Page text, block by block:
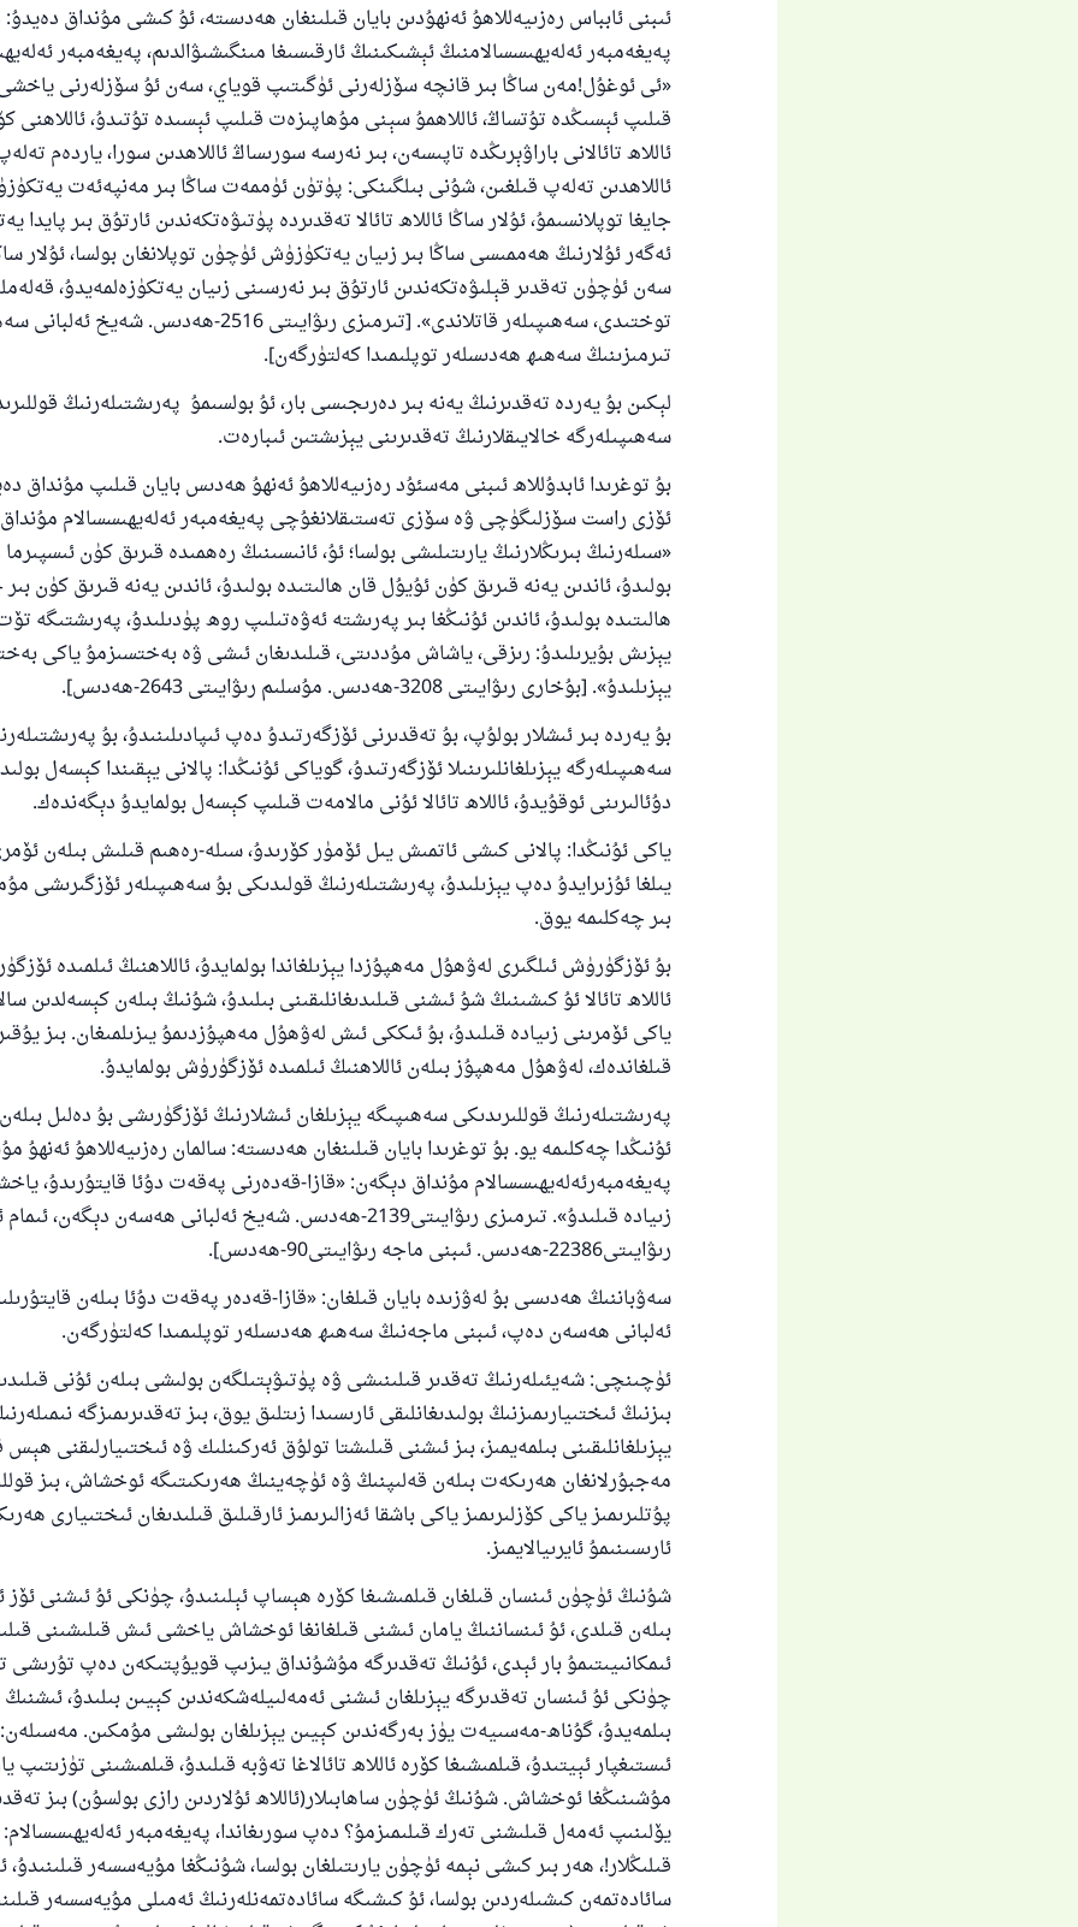
ئىبنى ئابباس رەزىيەللاھۇ ئەنھۇدىن بايان قىلىنغان ھەدىستە، ئۇ كىشى مۇنداق
پەيغەمبەر ئەلەيھىسسالامنىڭ ئېشىكىنىڭ ئارقىسىغا مىنگىشىۋالدىم، پەيغەمبەر
«ئى ئوغۇل!مەن ساڭا بىر قانچە سۆزلەرنى ئۈگىتىپ قوياي، سەن ئۇ سۆزلەرنى
قىلىپ ئېسىڭدە تۇتساڭ، ئاللاھمۇ سېنى مۇھاپىزەت قىلىپ ئېسىدە تۇتىدۇ، ئاللاھنى
ئاللاھ تائالانى باراۋېرىڭدە تاپىسەن، بىر نەرسە سورىساڭ ئاللاھدىن سورا، ياردەم
ئاللاھدىن تەلەپ قىلغىن، شۇنى بىلگىنكى: پۈتۈن ئۈممەت ساڭا بىر مەنپەئەت
جايغا توپلانسىمۇ، ئۇلار ساڭا ئاللاھ تائالا تەقدىردە پۈتىۋەتكەندىن ئارتۇق بىر پايدا
ئەگەر ئۇلارنىڭ ھەممىسى ساڭا بىر زىيان يەتكۈزۈش ئۈچۈن توپلانغان بولسا، ئۇلار ساڭا
سەن ئۈچۈن تەقدىر قېلىۋەتكەندىن ئارتۇق بىر نەرسىنى زىيان يەتكۈزەلمەيدۇ،
توختىدى، سەھىپىلەر قاتلاندى». [تىرمىزى رىۋايىتى 2516-ھەدىس.
تىرمىزىنىڭ سەھىھ ھەدىسلەر توپلىمىدا كەلتۈرگەن].
لېكىن بۇ يەردە تەقدىرنىڭ يەنە بىر دەرىجىسى بار، ئۇ بولسىمۇ پەرىشتىلەرنىڭ
سەھىپىلەرگە خالايىقلارنىڭ تەقدىرىنى يېزىشتىن ئىبارەت.
بۇ توغرىدا ئابدۇللاھ ئىبنى مەسئۇد رەزىيەللاھۇ ئەنھۇ ھەدىس بايان قىلىپ مۇنداق
ئۆزى راست سۆزلىگۈچى ۋە سۆزى تەستىقلانغۇچى پەيغەمبەر ئەلەيھىسسالام
«سىلەرنىڭ بىرىڭلارنىڭ يارىتىلىشى بولسا؛ ئۇ، ئانىسىنىڭ رەھمىدە قىرىق كۈن ئىسپىرما
بولىدۇ، ئاندىن يەنە قىرىق كۈن ئۇيۇل قان ھالىتىدە بولىدۇ، ئاندىن يەنە قىرىق كۈن
ھالىتىدە بولىدۇ، ئاندىن ئۇنىڭغا بىر پەرىشتە ئەۋەتىلىپ روھ پۈدىلىدۇ، پەرىشتىگە
يېزىش بۇيرىلىدۇ: رىزقى، ياشاش مۇددىتى، قىلىدىغان ئىشى ۋە بەختسىزمۇ ياكى
يېزىلىدۇ». [بۇخارى رىۋايىتى 3208-ھەدىس. مۇسلىم رىۋايىتى 2643-ھەدىس].
بۇ يەردە بىر ئىشلار بولۇپ، بۇ تەقدىرنى ئۆزگەرتىدۇ دەپ ئىپادىلىنىدۇ، بۇ
سەھىپىلەرگە يېزىلغانلىرىنىلا ئۆزگەرتىدۇ، گوياكى ئۇنىڭدا: پالانى يېقىندا كېسەل
دۇئالىرىنى ئوقۇيدۇ، ئاللاھ تائالا ئۇنى مالامەت قىلىپ كېسەل بولمايدۇ دېگەندەك.
ياكى ئۇنىڭدا: پالانى كىشى ئاتمىش يىل ئۆمۈر كۆرىدۇ، سىلە-رەھىم قىلىش بىلەن
يىلغا ئۇزىرايدۇ دەپ يېزىلىدۇ، پەرىشتىلەرنىڭ قولىدىكى بۇ سەھىپىلەر ئۆزگىرىشى
بىر چەكلىمە يوق.
بۇ ئۆزگۈرۈش ئىلگىرى لەۋھۇل مەھپۇزدا يېزىلغاندا بولمايدۇ، ئاللاھنىڭ ئىلمىدە
ئاللاھ تائالا ئۇ كىشىنىڭ شۇ ئىشنى قىلىدىغانلىقىنى بىلىدۇ، شۇنىڭ بىلەن كېسەلدىن
ياكى ئۆمرىنى زىيادە قىلىدۇ، بۇ ئىككى ئىش لەۋھۇل مەھپۇزدىمۇ يىزىلمىغان. بىز
قىلغاندەك، لەۋھۇل مەھپۇز بىلەن ئاللاھنىڭ ئىلمىدە ئۆزگۈرۈش بولمايدۇ.
پەرىشتىلەرنىڭ قوللىرىدىكى سەھىپىگە يېزىلغان ئىشلارنىڭ ئۆزگۈرىشى بۇ دەلىل
ئۇنىڭدا چەكلىمە يو. بۇ توغرىدا بايان قىلىنغان ھەدىستە: سالمان رەزىيەللاھۇ ئەنھۇ
پەيغەمبەرئەلەيھىسسالام مۇنداق دېگەن: «قازا-قەدەرنى پەقەت دۇئا قايتۇرىدۇ،
زىيادە قىلىدۇ». تىرمىزى رىۋايىتى2139-ھەدىس. شەيخ ئەلبانى ھەسەن دېگەن،
رىۋايىتى22386-ھەدىس. ئىبنى ماجە رىۋايىتى90-ھەدىس].
سەۋباننىڭ ھەدىسى بۇ لەۋزىدە بايان قىلغان: «قازا-قەدەر پەقەت دۇئا بىلەن
ئەلبانى ھەسەن دەپ، ئىبنى ماجەنىڭ سەھىھ ھەدىسلەر توپلىمىدا كەلتۈرگەن.
ئۈچىنچى: شەيئىلەرنىڭ تەقدىر قىلىنىشى ۋە پۈتىۋېتىلگەن بولىشى بىلەن ئۇنى
بىزنىڭ ئىختىيارىمىزنىڭ بولىدىغانلىقى ئارىسىدا زىتلىق يوق، بىز تەقدىرىمىزگە
يېزىلغانلىقىنى بىلمەيمىز، بىز ئىشنى قىلىشتا تولۇق ئەركىنلىك ۋە ئىختىيارلىقنى ھېس
مەجبۇرلانغان ھەرىكەت بىلەن قەلىپنىڭ ۋە ئۈچەينىڭ ھەرىكىتىگە ئوخشاش، بىز
پۇتلىرىمىز ياكى كۆزلىرىمىز ياكى باشقا ئەزالىرىمىز ئارقىلىق قىلىدىغان ئىختىيارى
ئارىسىنىمۇ ئايرىيالايمىز.
شۇنىڭ ئۈچۈن ئىنسان قىلغان قىلمىشىغا كۆرە ھېساپ ئېلىنىدۇ، چۈنكى ئۇ ئىشنى ئۆز
بىلەن قىلدى، ئۇ ئىنساننىڭ يامان ئىشنى قىلغانغا ئوخشاش ياخشى ئىش قىلىشىنى
ئىمكانىيىتىمۇ بار ئېدى، ئۇنىڭ تەقدىرگە مۇشۇنداق يىزىپ قويۇپتىكەن دەپ تۇرىشى
چۈنكى ئۇ ئىنسان تەقدىرگە يېزىلغان ئىشنى ئەمەلىيلەشكەندىن كېيىن بىلىدۇ، ئىشنىڭ
بىلمەيدۇ، گۇناھ-مەسىيەت يۈز بەرگەندىن كېيىن يېزىلغان بولىشى مۇمكىن. مەسىلەن:
ئىستىغپار ئېيتىدۇ، قىلمىشىغا كۆرە ئاللاھ تائالاغا تەۋبە قىلىدۇ، قىلمىشىنى تۈزىتىپ
مۇشىنىڭغا ئوخشاش. شۇنىڭ ئۈچۈن ساھابىلار(ئاللاھ ئۇلاردىن رازى بولسۇن) بىز
يۆلىنىپ ئەمەل قىلىشنى تەرك قىلىمىزمۇ؟ دەپ سورىغاندا، پەيغەمبەر
قىلىڭلار!، ھەر بىر كىشى نېمە ئۈچۈن يارىتىلغان بولسا، شۇنىڭغا مۇيەسسەر قىلىنىدۇ،
سائادەتمەن كىشىلەردىن بولسا، ئۇ كىشىگە سائادەتمەنلەرنىڭ ئەمىلى مۇيەسسەر
110845 - نومۇرلۇق سوئالنىڭ جاۋابى
ساقلاپ قالدى
ئۇممەتكە جاۋاپ بېرىشىمىزگە ياردەم قىلىڭ
پەيغەمبەرئەلەيھىسسالام مۇنداق دېگەن:
ياخشىلىققا باشلارپ قويغان كىشى قىلغۇچىغا ئوخشاش ساۋاپقا
مۇسلىم رىۋايەت قىلغان (1893) ھەدىس
ئىئائە